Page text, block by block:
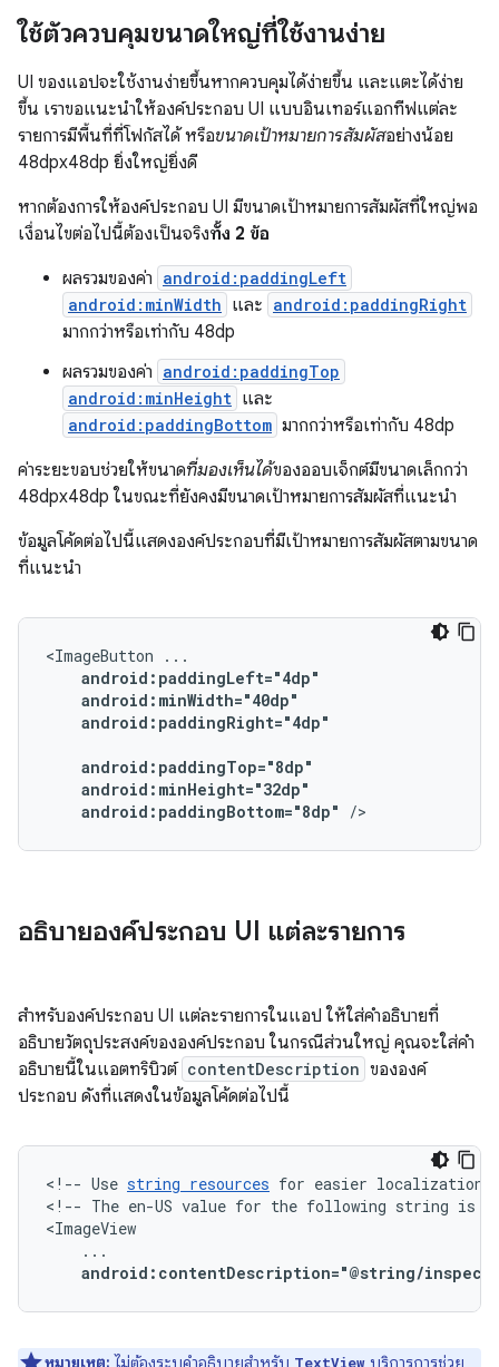
ใช้ตัวควบคุมขนาดใหญ่ที่ใช้งานง่าย
UI ของแอปจะใช้งานง่ายขึ้นหากควบคุมได้ง่ายขึ้น และแตะได้ง่าย
ขึ้น เราขอแนะนำให้องค์ประกอบ UI แบบอินเทอร์แอกทีฟแต่ละ
รายการมีพื้นที่ที่โฟกัสได้ หรือขนาดเป้าหมายการสัมผัสอย่างน้อย
48dpx48dp ยิ่งใหญ่ยิ่งดี
หากต้องการให้องค์ประกอบ UI มีขนาดเป้าหมายการสัมผัสที่ใหญ่พอ
เงื่อนไขต่อไปนี้ต้องเป็นจริงทั้ง 2 ข้อ
ผลรวมของค่า android:paddingLeft
android:minWidth และ android:paddingRight
มากกว่าหรือเท่ากับ 48dp
ผลรวมของค่า android:paddingTop
android:minHeight และ
android:paddingBottom มากกว่าหรือเท่ากับ 48dp
ค่าระยะขอบช่วยให้ขนาดที่มองเห็นได้ของออบเจ็กต์มีขนาดเล็กกว่า
48dpx48dp ในขณะที่ยังคงมีขนาดเป้าหมายการสัมผัสที่แนะนำ
ข้อมูลโค้ดต่อไปนี้แสดงองค์ประกอบที่มีเป้าหมายการสัมผัสตามขนาด
ที่แนะนำ
<ImageButton
android:paddingRight="4dp"
android:paddingBottom="8dp"
/>
อธิบายองค์ประกอบ UI แต่ละรายการ
สำหรับองค์ประกอบ UI แต่ละรายการในแอป ให้ใส่คำอธิบายที่
อธิบายวัตถุประสงค์ขององค์ประกอบ ในกรณีส่วนใหญ่ คุณจะใส่คำ
อธิบายนี้ในแอตทริบิวต์ contentDescription ขององค์
ประกอบ ดังที่แสดงในข้อมูลโค้ดต่อไปนี้
<!-- Use string resources for easier localization.
<!-- The en-US value for the following string is
android:contentDescription="@string/inspect"
หมายเหตุ: ไม่ต้องระบุคำอธิบายสำหรับ TextView บริการการช่วย